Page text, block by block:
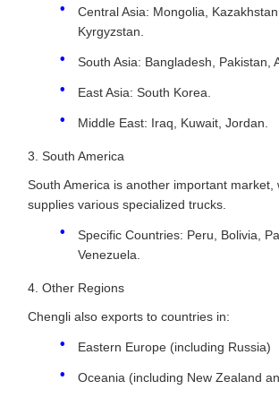
Central Asia: Mongolia,
Kyrgyzstan.
South Asia: Bangladesh, Pakistan,
East Asia: South Korea.
Middle East: Iraq, Kuwait, Jordan.
3. South America
South America is another important market,
supplies various specialized trucks.
Specific Countries: Peru, Bolivia,
Venezuela.
4. Other Regions
Chengli also exports to countries in:
Eastern Europe (including Russia)
Oceania (including New Zealand